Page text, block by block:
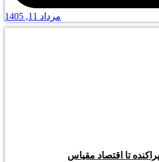
مرداد 11, 1405
تا اقتصاد مقیاس